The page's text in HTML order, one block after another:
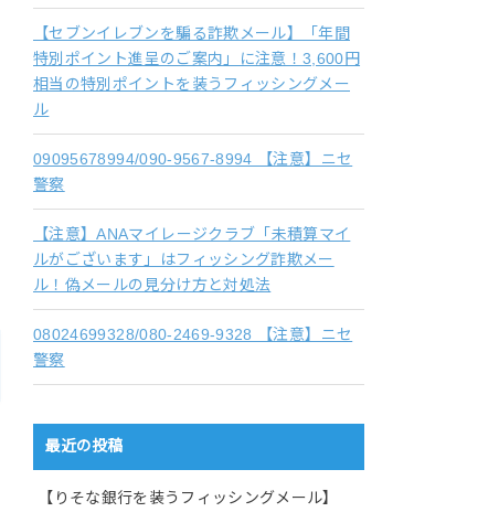
【セブンイレブンを騙る詐欺メール】「年間
特別ポイント進呈のご案内」に注意！3,600円
相当の特別ポイントを装うフィッシングメー
ル
09095678994/090-9567-8994 【注意】ニセ
警察
【注意】ANAマイレージクラブ「未積算マイ
ルがございます」はフィッシング詐欺メー
ル！偽メールの見分け方と対処法
08024699328/080-2469-9328 【注意】ニセ
警察
最近の投稿
【りそな銀行を装うフィッシングメール】